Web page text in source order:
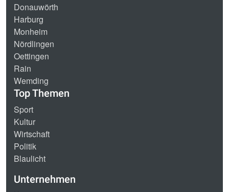
Donauwörth
Harburg
Monheim
Nördlingen
Oettingen
Rain
Wemding
Top Themen
Sport
Kultur
Wirtschaft
Politik
Blaulicht
Unternehmen